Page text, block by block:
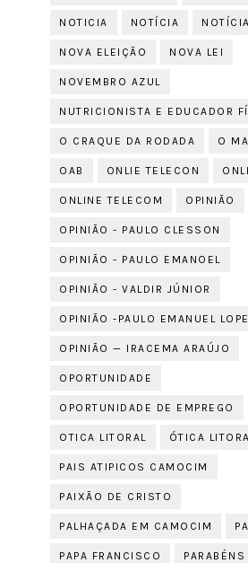
NOTICIA NOTÍCIA
NOVA ELEIÇÃO NOVA LEI
NOVEMBRO AZUL
NUTRICIONISTA E EDUCADOR
O CRAQUE DA RODADA O
OAB ONLIE TELECON
ONLINE TELECOM OPINIÃO
OPINIÃO - PAULO CLESSON
OPINIÃO - PAULO EMANOEL
OPINIÃO - VALDIR JÚNIOR
OPINIÃO -PAULO EMANUEL
OPINIÃO — IRACEMA ARAÚJO
OPORTUNIDADE
OPORTUNIDADE DE EMPREGO
OTICA LITORAL ÓTICA
PAIS ATIPICOS CAMOCIM
PAIXÃO DE CRISTO
PALHAÇADA EM CAMOCIM
PAPA FRANCISCO PARABÉNS